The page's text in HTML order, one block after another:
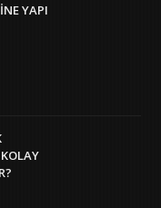
YAPI